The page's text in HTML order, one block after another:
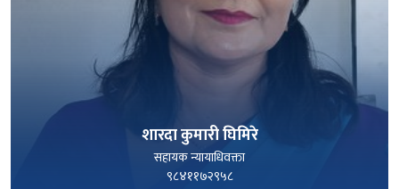
शारदा कुमारी घिमिरे
सहायक न्यायाधिवक्ता
९८४११७२९५८